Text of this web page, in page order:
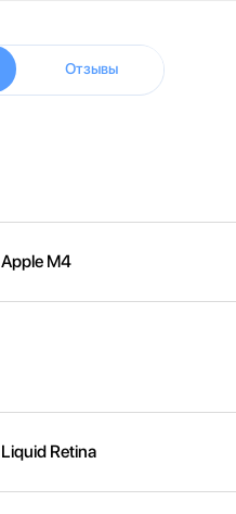
Отзывы
Apple M4
Liquid Retina